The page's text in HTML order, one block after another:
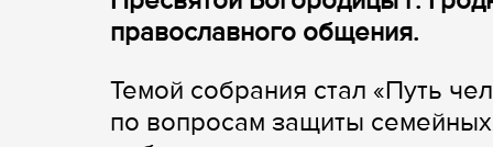
православного общения.
Темой собрания стал «Путь
по вопросам защиты